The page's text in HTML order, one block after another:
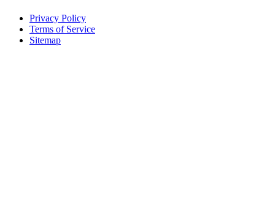
Privacy Policy
Terms of Service
Sitemap